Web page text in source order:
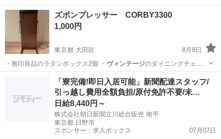
テージに理解のある方…
東京 杉並区 上北沢駅 インテリア雑貨/小物
ズボンプレッサー CORBY3300
1,000円
東京都 大田区
8月8日
・無印良品のラタンボックス2個 ・ ヴィンテージのダイニングチェア
・金網
生活家電
「寮完備!即日入居可能」新聞配達スタッフ/
引っ越し費用全額負担/原付免許不要/未…
日給8,440円～
株式会社朝日新聞立川総合販売 南平
東京都 日野市
スポンサー：求人ボックス
07月07日